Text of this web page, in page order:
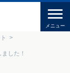
した！